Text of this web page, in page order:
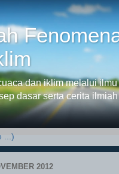
dan iklim melalui
dasar serta cerita
2012